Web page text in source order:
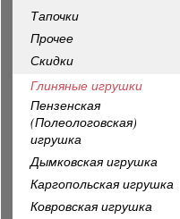
Тапочки
Прочее
Скидки
Глиняные игрушки
Пензенская
(Полеологовская)
игрушка
Дымковская игрушка
Каргопольская игрушка
Ковровская игрушка